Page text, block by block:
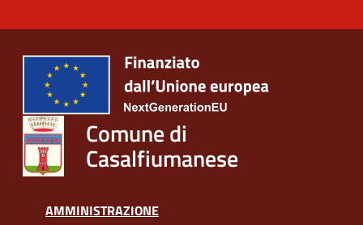
Comune di
Casalfiumanese
AMMINISTRAZIONE